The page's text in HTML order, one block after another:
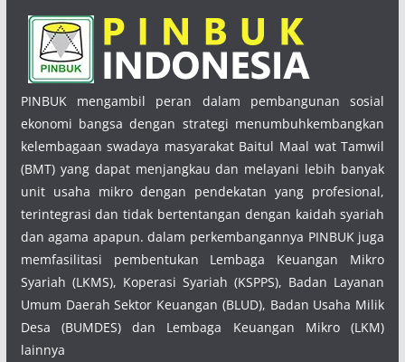
PINBUK mengambil peran dalam pembangunan sosial
ekonomi bangsa dengan strategi menumbuhkembangkan
kelembagaan swadaya masyarakat Baitul Maal wat Tamwil
(BMT) yang dapat menjangkau dan melayani lebih banyak
unit usaha mikro dengan pendekatan yang profesional,
terintegrasi dan tidak bertentangan dengan kaidah syariah
dan agama apapun. dalam perkembangannya PINBUK juga
memfasilitasi pembentukan Lembaga Keuangan Mikro
Syariah (LKMS), Koperasi Syariah (KSPPS), Badan Layanan
Umum Daerah Sektor Keuangan (BLUD), Badan Usaha Milik
Desa (BUMDES) dan Lembaga Keuangan Mikro (LKM)
lainnya